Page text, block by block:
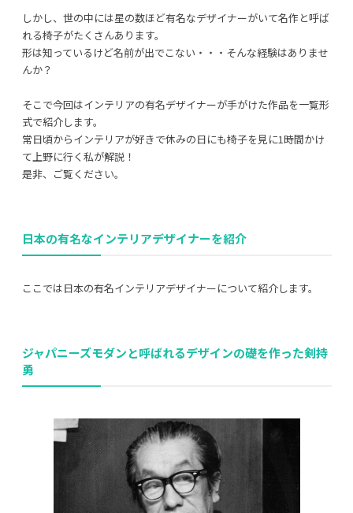
COPYRIGHT © AZSQUARE. ALL RIGHTS RESERVED
しかし、世の中には星の数ほど有名なデザイナーがいて名作と呼ば
れる椅子がたくさんあります。
形は知っているけど名前が出でこない・・・そんな経験はありませ
んか？
そこで今回はインテリアの有名デザイナーが手がけた作品を一覧形
式で紹介します。
常日頃からインテリアが好きで休みの日にも椅子を見に1時間かけ
て上野に行く私が解説！
是非、ご覧ください。
日本の有名なインテリアデザイナーを紹介
ここでは日本の有名インテリアデザイナーについて紹介します。
ジャパニーズモダンと呼ばれるデザインの礎を作った剣持
勇